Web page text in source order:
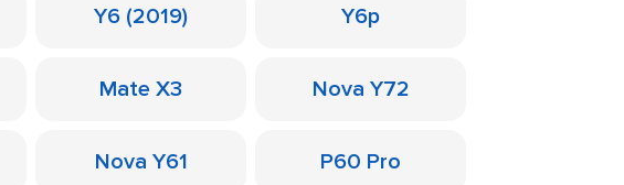
Y6 (2019) Y6p
Mate X3 Nova Y72
Nova Y61 P60 Pro